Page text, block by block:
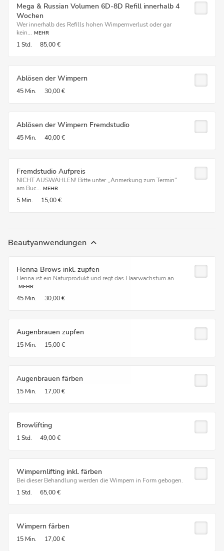
Mega & Russian Volumen 6D-8D Refill innerhalb 4
Wochen
Wer innerhalb des Refills hohen Wimpernverlust oder gar
kein... MEHR
1 Std. 85,00 €
Ablösen der Wimpern
45 Min. 30,00 €
Ablösen der Wimpern Fremdstudio
45 Min. 40,00 €
Fremdstudio Aufpreis
NICHT AUSWÄHLEN! Bitte unter ,,Anmerkung zum Termin''
am Buc... MEHR
5 Min. 15,00 €
Beautyanwendungen
Henna Brows inkl. zupfen
Henna ist ein Naturprodukt und regt das Haarwachstum an. ...
MEHR
45 Min. 30,00 €
Augenbrauen zupfen
15 Min. 15,00 €
Augenbrauen färben
15 Min. 17,00 €
Browlifting
1 Std. 49,00 €
Wimpernlifting inkl. färben
Bei dieser Behandlung werden die Wimpern in Form gebogen.
1 Std.
65,00 €
Wimpern färben
15 Min. 17,00 €